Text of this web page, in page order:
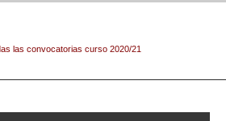
las convocatorias curso 2020/21